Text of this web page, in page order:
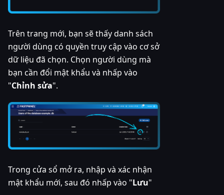
Trên trang mới, bạn sẽ thấy danh sách
người dùng có quyền truy cập vào cơ sở
dữ liệu đã chọn. Chọn người dùng mà
bạn cần đổi mật khẩu và nhấp vào
"Chỉnh sửa".
Trong cửa sổ mở ra, nhập và xác nhận
mật khẩu mới, sau đó nhấp vào "Lưu"